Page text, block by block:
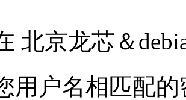
北京龙芯＆
用户名相匹配的